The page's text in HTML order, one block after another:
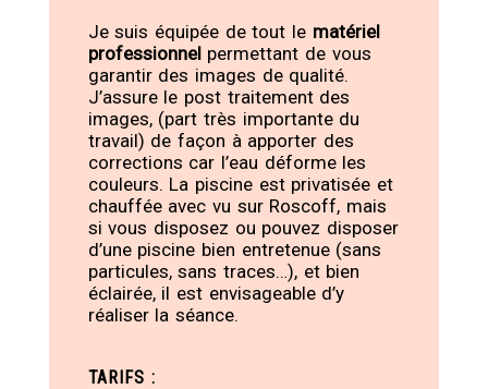
Je suis équipée de tout le matériel
professionnelpermettant de vous
garantir des images de qualité.
J’assure le post traitement des
images, (part très importante du
travail) de façon à apporter des
corrections car l’eau déforme les
couleurs. La piscine est privatisée et
chauffée avec vu sur Roscoff, mais
si vous disposez ou pouvez disposer
d’une piscine bien entretenue (sans
particules, sans traces…), et bien
éclairée, il est envisageable d’y
réaliser la séance.
TARIFS :